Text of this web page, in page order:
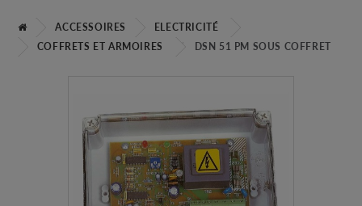
ACCESSOIRES
ELECTRICITÉ
COFFRETS ET ARMOIRES
DSN 51 PM SOUS COFFRET